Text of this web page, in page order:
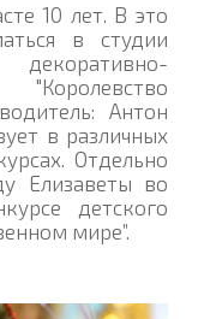
10 лет. В это
в cтудии
Антон
в различных
Отдельно
Елизаветы во
детского
мире”.